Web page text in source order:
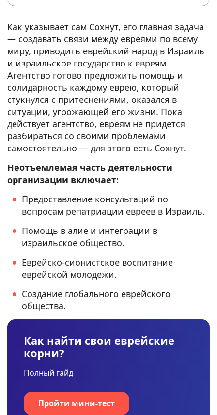
Как указывает сам Сохнут, его главная задача
— создавать связи между евреями по всему
миру, приводить еврейский народ в Израиль
и израильское государство к евреям.
Агентство готово предложить помощь и
солидарность каждому еврею, который
стукнулся с притеснениями, оказался в
ситуации, угрожающей его жизни. Пока
действует агентство, евреям не придется
разбираться со своими проблемами
самостоятельно — для этого есть Сохнут.
Неотъемлемая часть деятельности
организации включает:
Предоставление консультаций по
вопросам репатриации евреев в Израиль.
Помощь в алие и интеграции в
израильское общество.
Еврейско-сионистское воспитание
еврейской молодежи.
Создание глобального еврейского
общества.
Как найти свои еврейские
корни?
Полный гайд
Пройти мини-тест